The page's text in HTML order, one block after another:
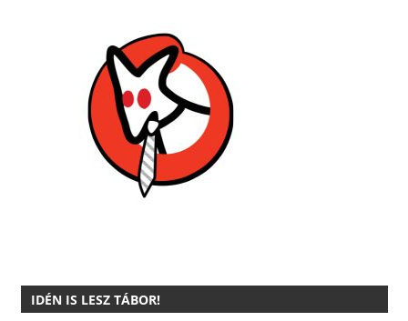
IDÉN IS LESZ TÁBOR!